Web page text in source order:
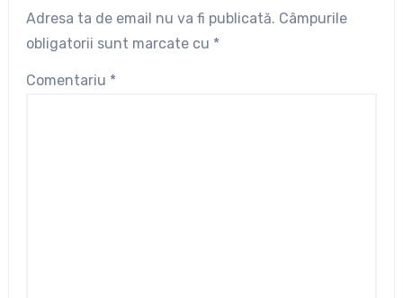
Adresa ta de email nu va fi publicată. Câmpurile
obligatorii sunt marcate cu *
Comentariu *